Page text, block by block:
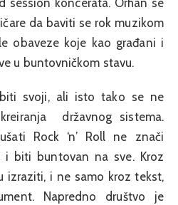
da baviti se rok muzikom
obaveze koje kao građani i
u buntovničkom stavu.
svoji, ali isto tako se ne
državnog sistema.
Rock ‘n’ Roll ne znači
i biti buntovan na sve. Kroz
izraziti, i ne samo kroz tekst,
Napredno društvo je